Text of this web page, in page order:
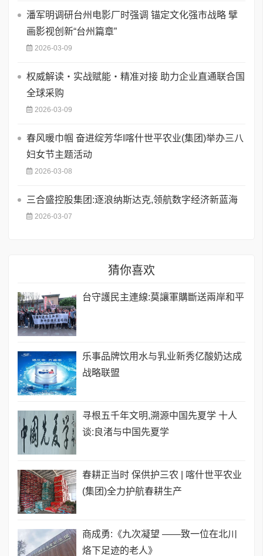
潘军明调研台州电影厂时强调 锚定文化强市战略 擘
画影视创新“台州篇章”
2026-03-09
权威解读・实战赋能・精准对接 助力企业直通联合国
全球采购
2026-03-09
春风暖巾帼 奋进绽芳华I喀什世平农业(集团)举办三八
妇女节主题活动
2026-03-08
三合盛控股集团:逐浪纳斯达克,领航数字经济新蓝海
2026-03-07
猜你喜欢
台守護民主連線:莫讓軍購斷送兩岸和平
乐事品牌饮用水与乳业新秀亿酸奶达成
战略联盟
寻根五千年文明,溯源中国先夏学 十人
谈:良渚与中国先夏学
春耕正当时 保供护三农 | 喀什世平农业
(集团)全力护航春耕生产
商成勇:《九次凝望 ——致一位在北川
烙下足迹的老人》